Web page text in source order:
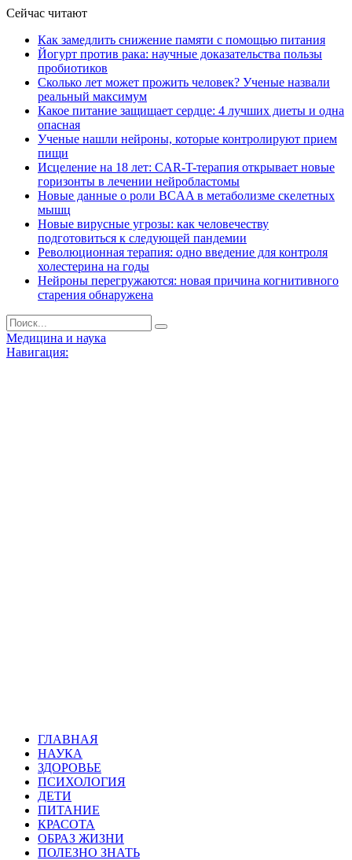
Сейчас читают
Как замедлить снижение памяти с помощью питания
Йогурт против рака: научные доказательства пользы
пробиотиков
Сколько лет может прожить человек? Ученые назвали
реальный максимум
Какое питание защищает сердце: 4 лучших диеты и одна
опасная
Ученые нашли нейроны, которые контролируют прием
пищи
Исцеление на 18 лет: CAR-T-терапия открывает новые
горизонты в лечении нейробластомы
Новые данные о роли BCAA в метаболизме скелетных
мышц
Новые вирусные угрозы: как человечеству
подготовиться к следующей пандемии
Революционная терапия: одно введение для контроля
холестерина на годы
Нейроны перегружаются: новая причина когнитивного
старения обнаружена
Медицина и наука
Навигация:
ГЛАВНАЯ
НАУКА
ЗДОРОВЬЕ
ПСИХОЛОГИЯ
ДЕТИ
ПИТАНИЕ
КРАСОТА
ОБРАЗ ЖИЗНИ
ПОЛЕЗНО ЗНАТЬ